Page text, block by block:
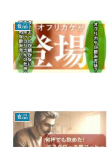
食品
食品